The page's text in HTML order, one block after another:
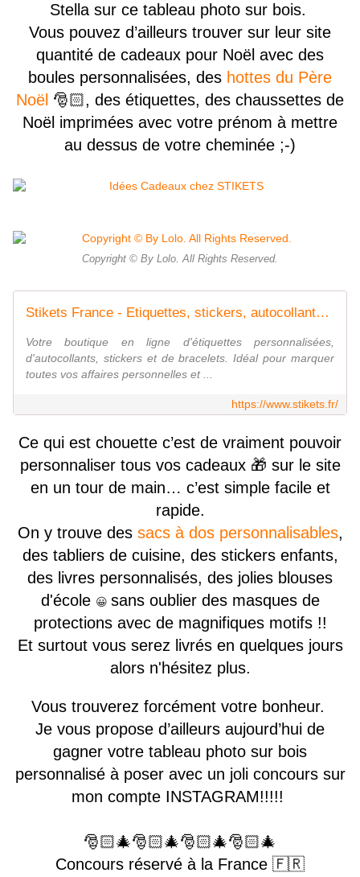
Stella sur ce tableau photo sur bois.
Vous pouvez d’ailleurs trouver sur leur site
quantité de cadeaux pour Noël avec des
boules personnalisées, des hottes du Père
Noël 🎅🏻, des étiquettes, des chaussettes de
Noël imprimées avec votre prénom à mettre
au dessus de votre cheminée ;-)
Copyright © By Lolo. All Rights Reserved.
Stikets France - Etiquettes, stickers, autocollants et bracelets
Votre boutique en ligne d'étiquettes personnalisées,
d'autocollants, stickers et de bracelets. Idéal pour marquer
toutes vos affaires personnelles et ...
https://www.stikets.fr/
Ce qui est chouette c’est de vraiment pouvoir
personnaliser tous vos cadeaux 🎁 sur le site
en un tour de main… c’est simple facile et
rapide.
On y trouve des sacs à dos personnalisables,
des tabliers de cuisine, des stickers enfants,
des livres personnalisés, des jolies blouses
d'école 😀 sans oublier des masques de
protections avec de magnifiques motifs !!
Et surtout vous serez livrés en quelques jours
alors n'hésitez plus.
Vous trouverez forcément votre bonheur.
Je vous propose d’ailleurs aujourd’hui de
gagner votre tableau photo sur bois
personnalisé à poser avec un joli concours sur
mon compte INSTAGRAM!!!!!
🎅🏻🎄🎅🏻🎄🎅🏻🎄🎅🏻🎄
Concours réservé à la France 🇫🇷